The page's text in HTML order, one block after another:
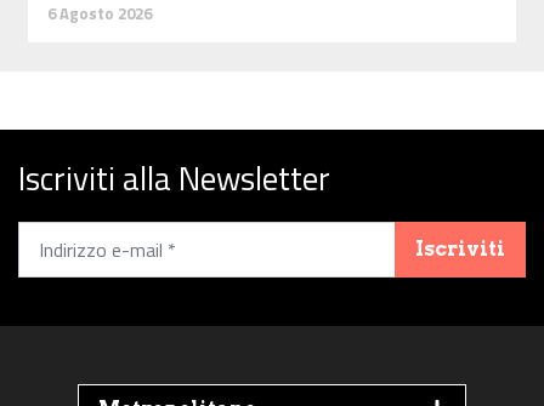
6 Agosto 2026
Iscriviti alla Newsletter
Iscriviti